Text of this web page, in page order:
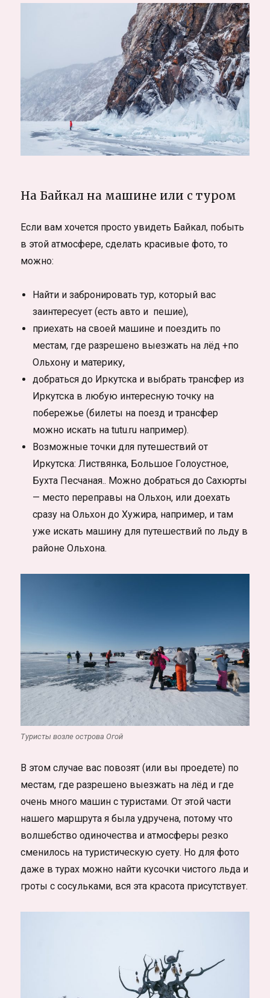
На Байкал на машине или с туром
Если вам хочется просто увидеть Байкал, побыть
в этой атмосфере, сделать красивые фото, то
можно:
Найти и забронировать тур, который вас
заинтересует (есть авто и пешие),
приехать на своей машине и поездить по
местам, где разрешено выезжать на лёд +по
Ольхону и материку,
добраться до Иркутска и выбрать трансфер из
Иркутска в любую интересную точку на
побережье (билеты на поезд и трансфер
можно искать на tutu.ru например).
Возможные точки для путешествий от
Иркутска: Листвянка, Большое Голоустное,
Бухта Песчаная.. Можно добраться до Сахюрты
— место переправы на Ольхон, или доехать
сразу на Ольхон до Хужира, например, и там
уже искать машину для путешествий по льду в
районе Ольхона.
Туристы возле острова Огой
В этом случае вас повозят (или вы проедете) по
местам, где разрешено выезжать на лёд и где
очень много машин с туристами. От этой части
нашего маршрута я была удручена, потому что
волшебство одиночества и атмосферы резко
сменилось на туристическую суету. Но для фото
даже в турах можно найти кусочки чистого льда и
гроты с сосульками, вся эта красота присутствует.